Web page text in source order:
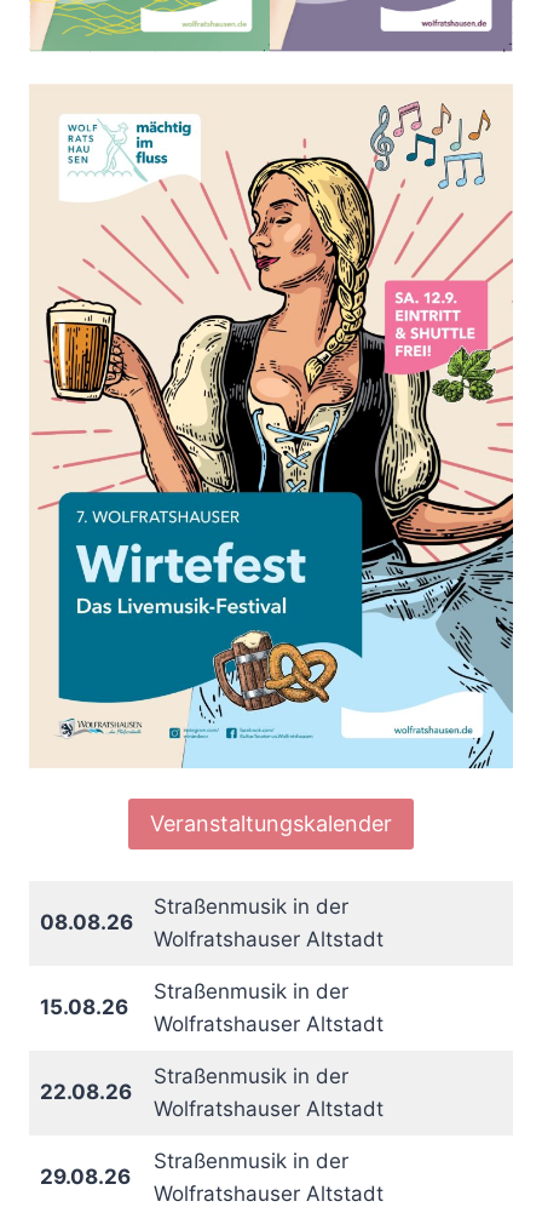
Veranstaltungskalender
08.08.26
Straßenmusik in der
Wolfratshauser Altstadt
15.08.26
Straßenmusik in der
Wolfratshauser Altstadt
22.08.26
Straßenmusik in der
Wolfratshauser Altstadt
29.08.26
Straßenmusik in der
Wolfratshauser Altstadt